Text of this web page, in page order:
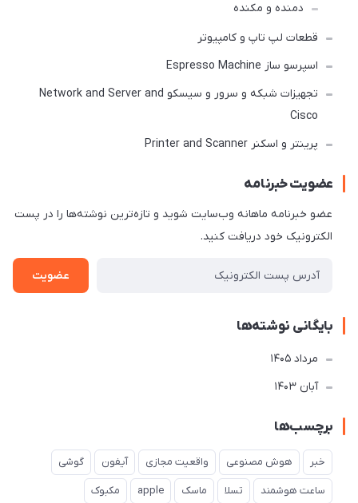
دمنده و مکنده
قطعات لپ تاپ و کامپیوتر
اسپرسو ساز Espresso Machine
تجهیزات شبکه و سرور و سیسکو Network and Server and
Cisco
پرینتر و اسکنر Printer and Scanner
عضویت خبرنامه
عضو خبرنامه ماهانه وب‌سایت شوید و تازه‌ترین نوشته‌ها را در پست
الکترونیک خود دریافت کنید.
عضویت
بایگانی نوشته‌ها
مرداد 1405
آبان 1403
برچسب‌ها
خبر هوش مصنوعی واقعیت مجازی آیفون گوشی
ساعت هوشمند تسلا ماسک apple مکبوک